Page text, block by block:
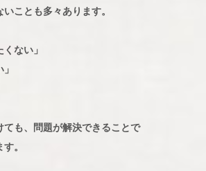
ことも多々あります。
ない」
ても、問題が解決できることで
。